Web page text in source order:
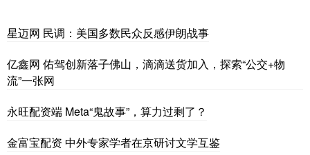
星迈网 民调：美国多数民众反感伊朗战事
亿鑫网 佑驾创新落子佛山，滴滴送货加入，探索“公交+物
流”一张网
永旺配资端 Meta“鬼故事”，算力过剩了？
金富宝配资 中外专家学者在京研讨文学互鉴